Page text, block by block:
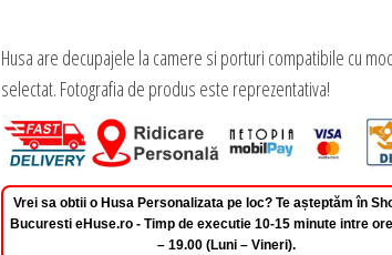
Husa are decupajele la camere si porturi compatibile cu
selectat. Fotografia de produs este reprezentativa!
Vrei sa obtii o Husa Personalizata pe loc? Te așteptăm în
Bucuresti eHuse.ro - Timp de executie 10-15 minute intre
– 19.00 (Luni – Vineri).